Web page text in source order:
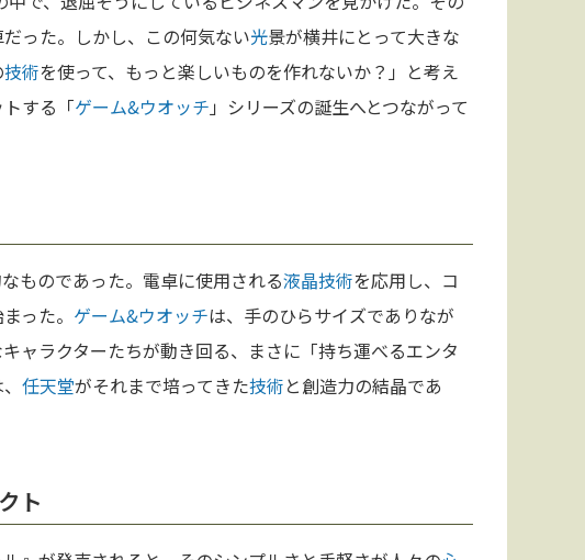
った。しかし、この何気ない光景が横井にとって大きな
技術を使って、もっと楽しいものを作れないか？」と考え
する「ゲーム&ウオッチ 」シリーズの誕生へとつながって
ものであった。電卓に使用される液晶技術を応用し、コ
った。 ゲーム&ウオッチは、手のひらサイズでありなが
ャラクターたちが動き回る、まさに「持ち運べるエンタ
任天堂がそれまで培ってきた技術と創造力の結晶であ
ト